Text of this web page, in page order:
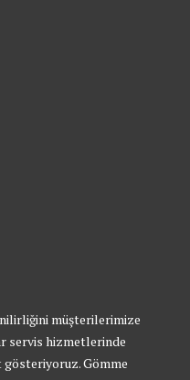
müşterilerimize
servis hizmetlerinde
Gömme